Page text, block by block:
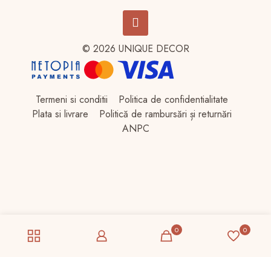
© 2026 UNIQUE DECOR
Termeni si conditii
Politica de confidentialitate
Plata si livrare
Politică de rambursări și returnări
ANPC
0 0